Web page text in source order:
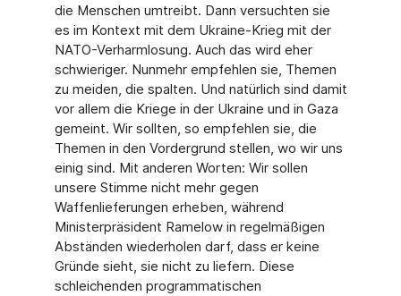
die Menschen umtreibt. Dann versuchten sie
es im Kontext mit dem Ukraine-Krieg mit der
NATO-Verharmlosung. Auch das wird eher
schwieriger. Nunmehr empfehlen sie, Themen
zu meiden, die spalten. Und natürlich sind damit
vor allem die Kriege in der Ukraine und in Gaza
gemeint. Wir sollten, so empfehlen sie, die
Themen in den Vordergrund stellen, wo wir uns
einig sind. Mit anderen Worten: Wir sollen
unsere Stimme nicht mehr gegen
Waffenlieferungen erheben, während
Ministerpräsident Ramelow in regelmäßigen
Abständen wiederholen darf, dass er keine
Gründe sieht, sie nicht zu liefern. Diese
schleichenden programmatischen